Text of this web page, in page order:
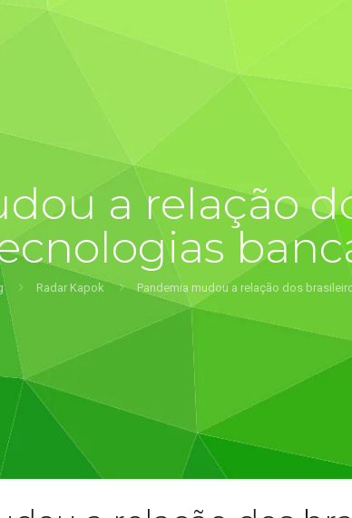
a relação
Radar Kapok Pandemia mudou a relação dos